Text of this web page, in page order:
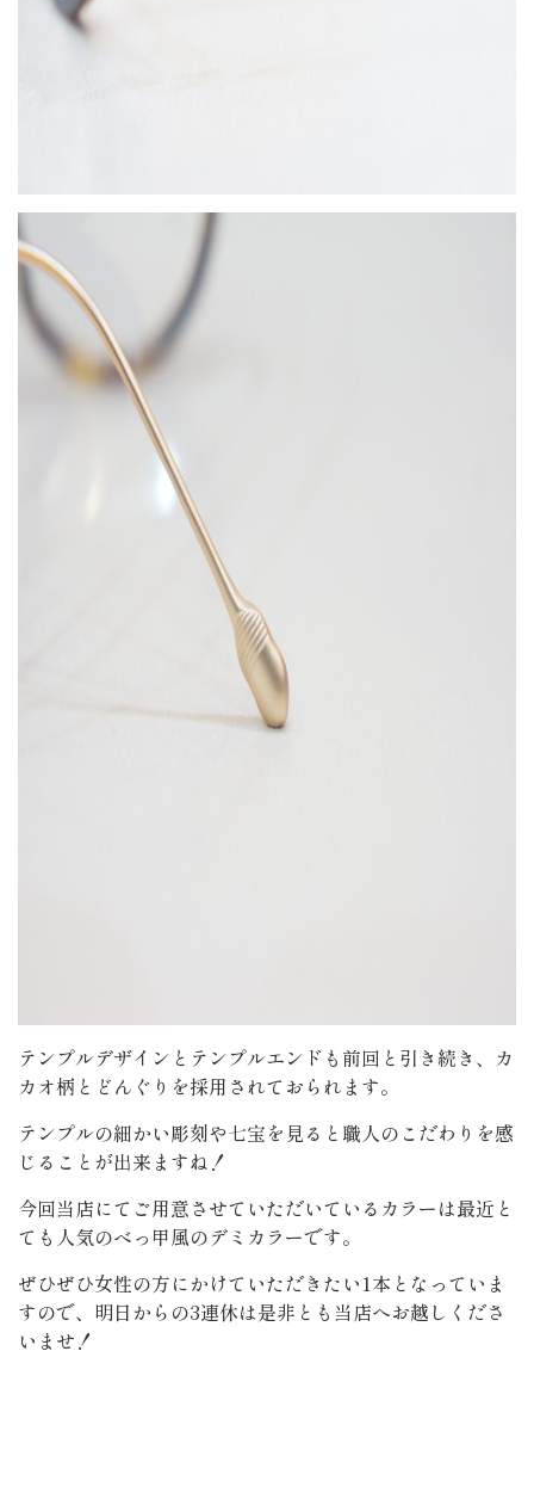
テンプルデザインとテンプルエンドも前回と引き続き、カ
カオ柄とどんぐりを採用されておられます。
テンプルの細かい彫刻や七宝を見ると職人のこだわりを感
じることが出来ますね！
今回当店にてご用意させていただいているカラーは最近と
ても人気のべっ甲風のデミカラーです。
ぜひぜひ女性の方にかけていただきたい1本となっていま
すので、明日からの3連休は是非とも当店へお越しくださ
いませ！